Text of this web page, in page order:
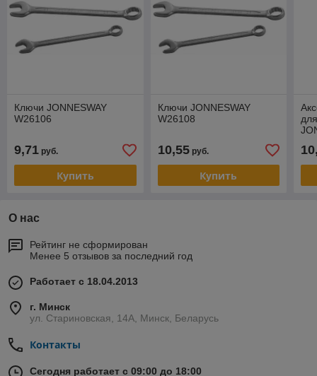
Ключи JONNESWAY
W26106
9,71 руб.
Купить
Ключи JONNESWAY
W26108
10,55руб.
Купить
О нас
Рейтинг не сформирован
Менее 5 отзывов за последний год
Работает с 18.04.2013
г. Минск
ул. Стариновская, 14А, Минск, Беларусь
Контакты
Сегодня работает с 09:00 до 18:00